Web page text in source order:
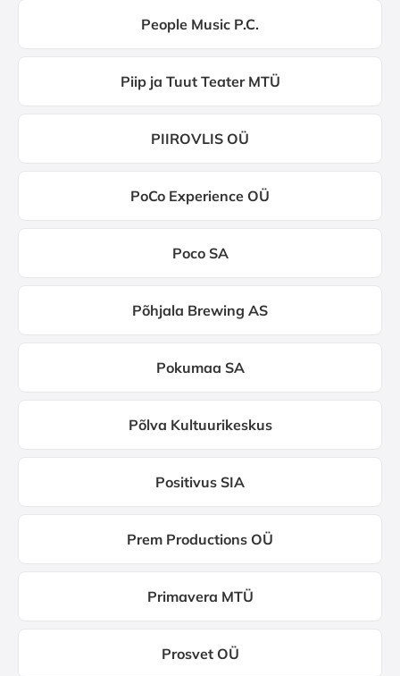
People Music P.C.
Piip ja Tuut Teater MTÜ
PIIROVLIS OÜ
PoCo Experience OÜ
Poco SA
Põhjala Brewing AS
Pokumaa SA
Põlva Kultuurikeskus
Positivus SIA
Prem Productions OÜ
Primavera MTÜ
Prosvet OÜ